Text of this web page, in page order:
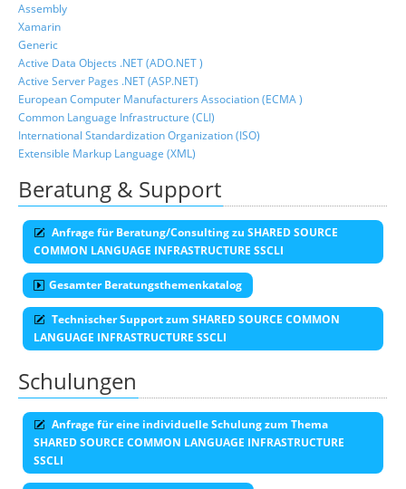
Assembly
Xamarin
Generic
Active Data Objects .NET (ADO.NET )
Active Server Pages .NET (ASP.NET)
European Computer Manufacturers Association (ECMA )
Common Language Infrastructure (CLI)
International Standardization Organization (ISO)
Extensible Markup Language (XML)
Beratung & Support
Anfrage für Beratung/Consulting zu SHARED SOURCE
COMMON LANGUAGE INFRASTRUCTURE SSCLI
Gesamter Beratungsthemenkatalog
Technischer Support zum SHARED SOURCE COMMON
LANGUAGE INFRASTRUCTURE SSCLI
Schulungen
Anfrage für eine individuelle Schulung zum Thema
SHARED SOURCE COMMON LANGUAGE INFRASTRUCTURE
SSCLI